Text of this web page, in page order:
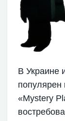
В Украине
популярен
«Mystery